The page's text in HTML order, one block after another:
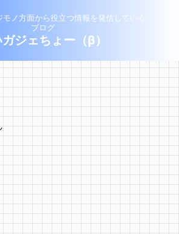
ノ方面から役立つ情報を発信していく
ブログ
ジェちょー（β）